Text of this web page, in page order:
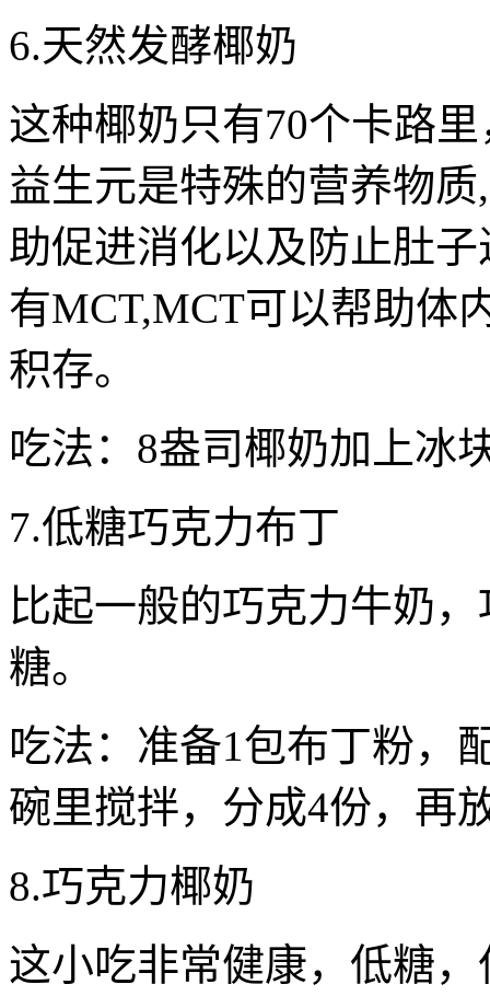
6.天然发酵椰奶
这种椰奶只有70个卡路
益生元是特殊的营养物
助促进消化以及防止肚
有MCT,MCT可以帮助体
积存。
吃法：8盎司椰奶加上冰
7.低糖巧克力布丁
比起一般的巧克力牛奶
糖。
吃法：准备1包布丁粉，
碗里搅拌，分成4份，再
8.巧克力椰奶
这小吃非常健康，低糖